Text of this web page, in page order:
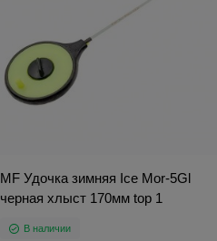
MF Удочка зимняя Ice Mor-5Gl
черная хлыст 170мм top 1
В наличии